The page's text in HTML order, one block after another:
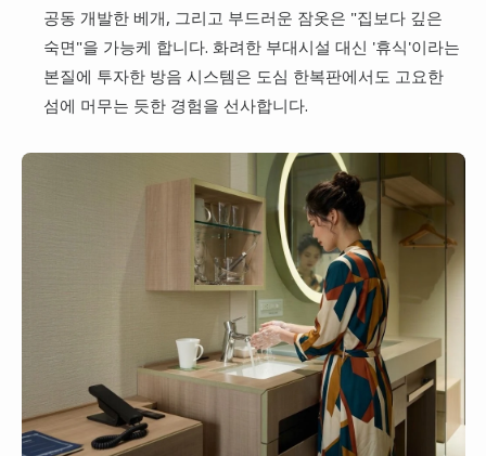
공동 개발한 베개, 그리고 부드러운 잠옷은 "집보다 깊은
숙면"을 가능케 합니다. 화려한 부대시설 대신 '휴식'이라는
본질에 투자한 방음 시스템은 도심 한복판에서도 고요한
섬에 머무는 듯한 경험을 선사합니다.